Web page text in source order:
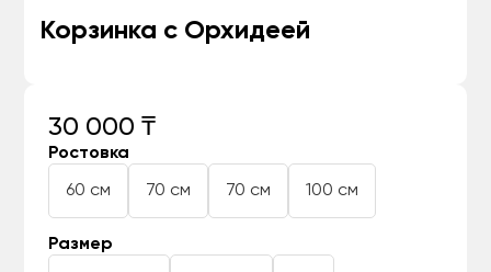
Корзинка с Орхидеей
30 000 ₸
Ростовка
60 см 70 см 70 см 100 см
Размер